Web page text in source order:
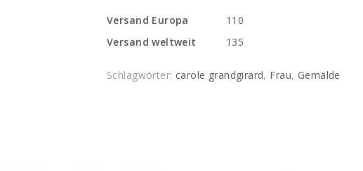
Versand Europa
110
Versand weltweit
135
Schlagwörter: carole grandgirard, Frau, Gemälde